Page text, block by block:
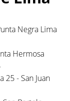
Negra Lima
Hermosa
25 - San Juan